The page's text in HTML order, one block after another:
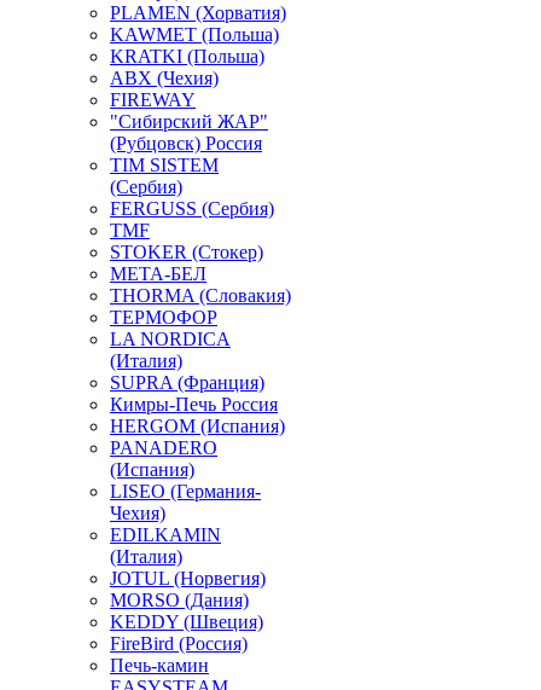
PLAMEN (Хорватия)
KAWMET (Польша)
KRATKI (Польша)
ABX (Чехия)
FIREWAY
"Сибирский ЖАР"
(Рубцовск) Россия
TIM SISTEM
(Сербия)
FERGUSS (Сербия)
TMF
STOKER (Стокер)
МЕТА-БЕЛ
THORMA (Словакия)
ТЕРМОФОР
LA NORDICA
(Италия)
SUPRA (Франция)
Кимры-Печь Россия
HERGOM (Испания)
PANADERO
(Испания)
LISEO (Германия-
Чехия)
EDILKAMIN
(Италия)
JOTUL (Норвегия)
MORSO (Дания)
KEDDY (Швеция)
FireBird (Россия)
Печь-камин